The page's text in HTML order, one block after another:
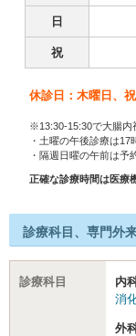
日
祝
休診日：木曜日、
※13:30-15:30で大腸内
・土曜の午後診療は17
・隔週日曜の午前は予
正確な診療時間は医療
診療科目、専門外
診療科目
内
消
外